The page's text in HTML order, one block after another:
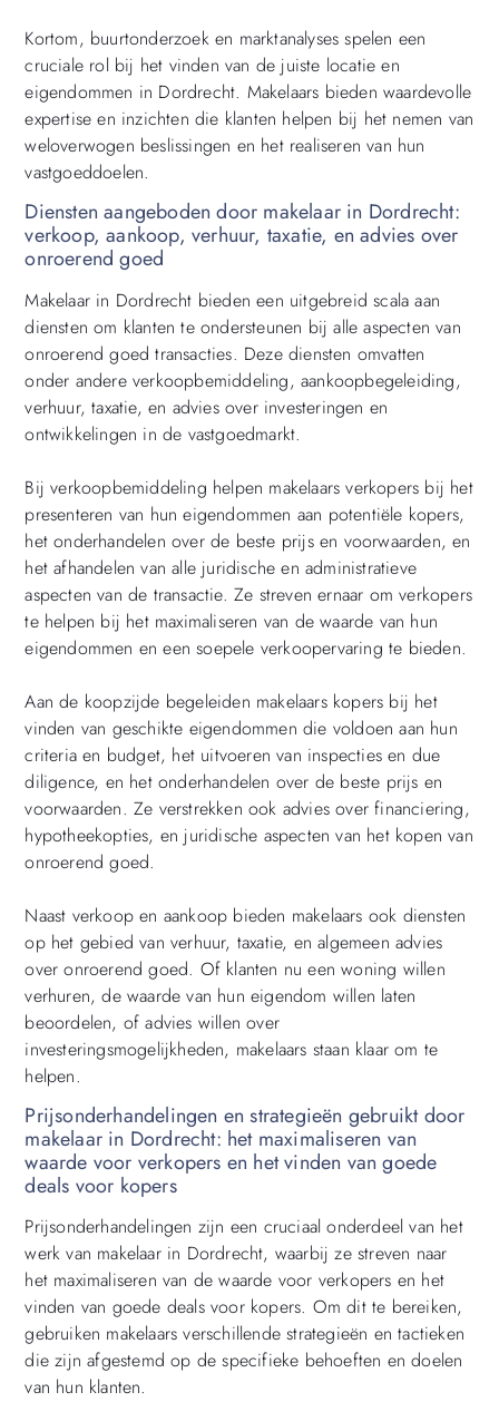
Kortom, buurtonderzoek en marktanalyses spelen een
cruciale rol bij het vinden van de juiste locatie en
eigendommen in Dordrecht. Makelaars bieden waardevolle
expertise en inzichten die klanten helpen bij het nemen van
weloverwogen beslissingen en het realiseren van hun
vastgoeddoelen.
Diensten aangeboden door makelaar in Dordrecht:
verkoop, aankoop, verhuur, taxatie, en advies over
onroerend goed
Makelaar in Dordrecht bieden een uitgebreid scala aan
diensten om klanten te ondersteunen bij alle aspecten van
onroerend goed transacties. Deze diensten omvatten
onder andere verkoopbemiddeling, aankoopbegeleiding,
verhuur, taxatie, en advies over investeringen en
ontwikkelingen in de vastgoedmarkt.
Bij verkoopbemiddeling helpen makelaars verkopers bij het
presenteren van hun eigendommen aan potentiële kopers,
het onderhandelen over de beste prijs en voorwaarden, en
het afhandelen van alle juridische en administratieve
aspecten van de transactie. Ze streven ernaar om verkopers
te helpen bij het maximaliseren van de waarde van hun
eigendommen en een soepele verkoopervaring te bieden.
Aan de koopzijde begeleiden makelaars kopers bij het
vinden van geschikte eigendommen die voldoen aan hun
criteria en budget, het uitvoeren van inspecties en due
diligence, en het onderhandelen over de beste prijs en
voorwaarden. Ze verstrekken ook advies over financiering,
hypotheekopties, en juridische aspecten van het kopen van
onroerend goed.
Naast verkoop en aankoop bieden makelaars ook diensten
op het gebied van verhuur, taxatie, en algemeen advies
over onroerend goed. Of klanten nu een woning willen
verhuren, de waarde van hun eigendom willen laten
beoordelen, of advies willen over
investeringsmogelijkheden, makelaars staan klaar om te
helpen.
Prijsonderhandelingen en strategieën gebruikt door
makelaar in Dordrecht: het maximaliseren van
waarde voor verkopers en het vinden van goede
deals voor kopers
Prijsonderhandelingen zijn een cruciaal onderdeel van het
werk van makelaar in Dordrecht, waarbij ze streven naar
het maximaliseren van de waarde voor verkopers en het
vinden van goede deals voor kopers. Om dit te bereiken,
gebruiken makelaars verschillende strategieën en tactieken
die zijn afgestemd op de specifieke behoeften en doelen
van hun klanten.